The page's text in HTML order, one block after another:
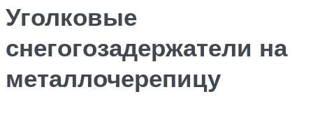
Уголковые
снегогозадержатели на
металлочерепицу